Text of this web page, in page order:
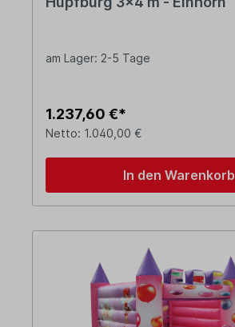
am Lager: 2-5 Tage
1.237,60 €*
Netto: 1.040,00 €
In den Warenkorb